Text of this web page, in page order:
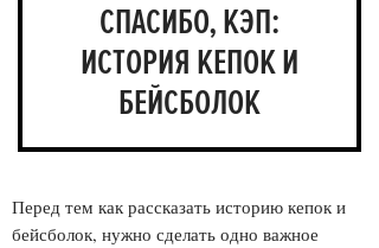
СПАСИБО, КЭП:
ИСТОРИЯ КЕПОК И
БЕЙСБОЛОК
Перед тем как рассказать историю кепок и
бейсболок, нужно сделать одно важное